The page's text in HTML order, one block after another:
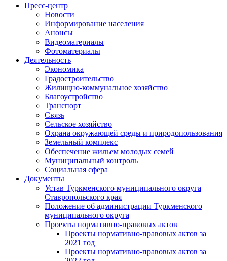
Пресс-центр
Новости
Информирование населения
Анонсы
Видеоматериалы
Фотоматериалы
Деятельность
Экономика
Градостроительство
Жилищно-коммунальное хозяйство
Благоустройство
Транспорт
Связь
Сельское хозяйство
Охрана окружающей среды и природопользования
Земельный комплекс
Обеспечение жильем молодых семей
Муниципальный контроль
Социальная сфера
Документы
Устав Туркменского муниципального округа
Ставропольского края
Положение об администрации Туркменского
муниципального округа
Проекты нормативно-правовых актов
Проекты нормативно-правовых актов за
2021 год
Проекты нормативно-правовых актов за